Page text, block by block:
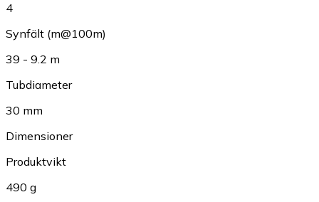
4
Synfält (m@100m)
39 - 9.2 m
Tubdiameter
30 mm
Dimensioner
Produktvikt
490 g